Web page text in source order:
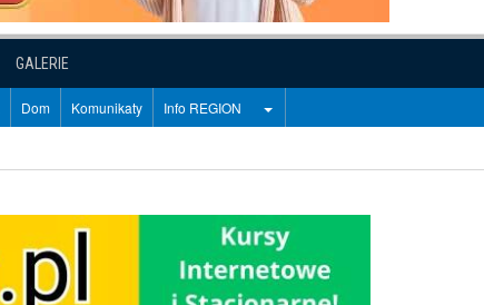
GALERIE
Dom Komunikaty Info REGION